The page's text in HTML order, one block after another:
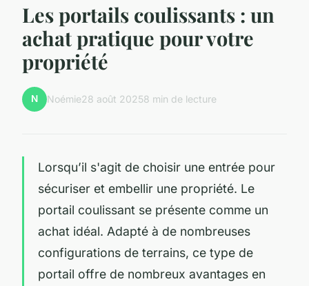
Les portails coulissants : un
achat pratique pour votre
propriété
N Noémie28 août 20258 min de lecture
Lorsqu’il s'agit de choisir une entrée pour
sécuriser et embellir une propriété. Le
portail coulissant se présente comme un
achat idéal. Adapté à de nombreuses
configurations de terrains, ce type de
portail offre de nombreux avantages en